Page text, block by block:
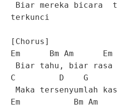
Biar mereka bicara
terkunci
[Chorus]
Em Bm Am Em
Biar tahu, biar rasa
C D G
Maka tersenyumlah
Em Bm Am